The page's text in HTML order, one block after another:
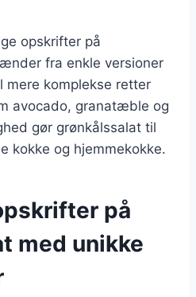
opskrifter på
fra enkle versioner
mere komplekse retter
avocado, granatæble og
gør grønkålssalat til
kokke og hjemmekokke.
på
med unikke